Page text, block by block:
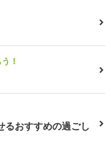
！
るおすすめの過ごし